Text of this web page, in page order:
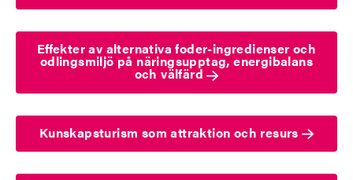
Effekter av alternativa foder-ingredienser och
odlingsmiljö på näringsupptag, energibalans
och välfärd
Kunskapsturism som attraktion och resurs